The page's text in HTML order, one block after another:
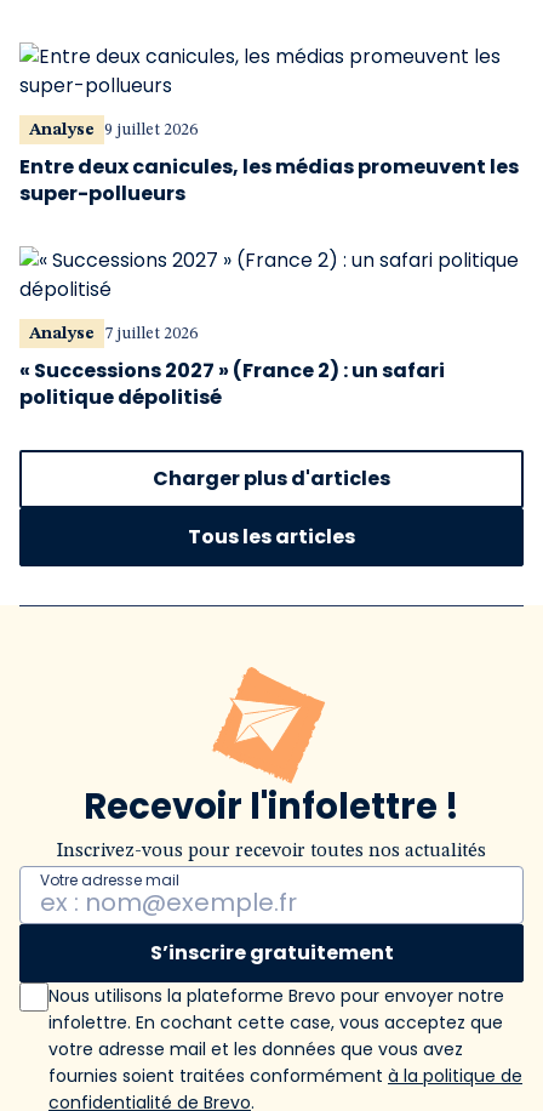
Analyse 9 juillet 2026
Entre deux canicules, les médias promeuvent les
super-pollueurs
Analyse 7 juillet 2026
« Successions 2027 » (France 2) : un safari
politique dépolitisé
Charger plus d'articles
Tous les articles
Recevoir l'infolettre !
Inscrivez-vous pour recevoir toutes nos actualités
Votre adresse mail
S’inscrire gratuitement
Nous utilisons la plateforme Brevo pour envoyer notre
infolettre. En cochant cette case, vous acceptez que
votre adresse mail et les données que vous avez
fournies soient traitées conformément à la politique de
confidentialité de Brevo.